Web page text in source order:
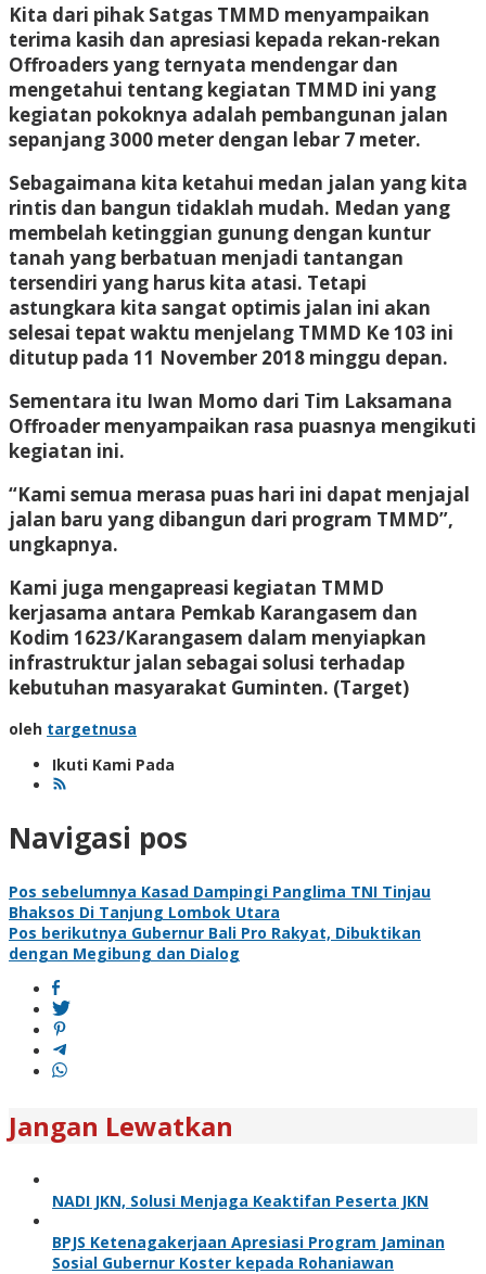
Kita dari pihak Satgas TMMD menyampaikan
terima kasih dan apresiasi kepada rekan-rekan
Offroaders yang ternyata mendengar dan
mengetahui tentang kegiatan TMMD ini yang
kegiatan pokoknya adalah pembangunan jalan
sepanjang 3000 meter dengan lebar 7 meter.
Sebagaimana kita ketahui medan jalan yang kita
rintis dan bangun tidaklah mudah. Medan yang
membelah ketinggian gunung dengan kuntur
tanah yang berbatuan menjadi tantangan
tersendiri yang harus kita atasi. Tetapi
astungkara kita sangat optimis jalan ini akan
selesai tepat waktu menjelang TMMD Ke 103 ini
ditutup pada 11 November 2018 minggu depan.
Sementara itu Iwan Momo dari Tim Laksamana
Offroader menyampaikan rasa puasnya mengikuti
kegiatan ini.
“Kami semua merasa puas hari ini dapat menjajal
jalan baru yang dibangun dari program TMMD”,
ungkapnya.
Kami juga mengapreasi kegiatan TMMD
kerjasama antara Pemkab Karangasem dan
Kodim 1623/Karangasem dalam menyiapkan
infrastruktur jalan sebagai solusi terhadap
kebutuhan masyarakat Guminten. (Target)
oleh targetnusa
Ikuti Kami Pada
Navigasi pos
Pos sebelumnya Kasad Dampingi Panglima TNI Tinjau
Bhaksos Di Tanjung Lombok Utara
Pos berikutnya Gubernur Bali Pro Rakyat, Dibuktikan
dengan Megibung dan Dialog
Jangan Lewatkan
NADI JKN, Solusi Menjaga Keaktifan Peserta JKN
BPJS Ketenagakerjaan Apresiasi Program Jaminan
Sosial Gubernur Koster kepada Rohaniawan